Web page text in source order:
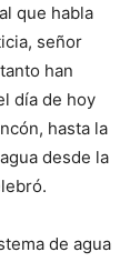
que habla
señor
han
día de hoy
hasta la
desde la
de agua